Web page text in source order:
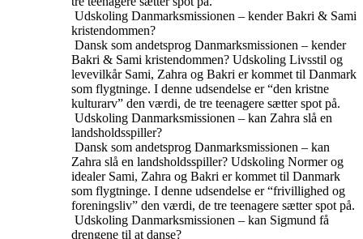
Udskoling Danmarksmissionen – kender Bakri & Sami
kristendommen?
Dansk som andetsprog Danmarksmissionen – kender
Bakri & Sami kristendommen? Udskoling Livsstil og
levevilkår Sami, Zahra og Bakri er kommet til Danmark
som flygtninge. I denne udsendelse er “den kristne
kulturarv” den værdi, de tre teenagere sætter spot på.
Udskoling Danmarksmissionen – kan Zahra slå en
landsholdsspiller?
Dansk som andetsprog Danmarksmissionen – kan
Zahra slå en landsholdsspiller? Udskoling Normer og
idealer Sami, Zahra og Bakri er kommet til Danmark
som flygtninge. I denne udsendelse er “frivillighed og
foreningsliv” den værdi, de tre teenagere sætter spot på.
Udskoling Danmarksmissionen – kan Sigmund få
drengene til at danse?